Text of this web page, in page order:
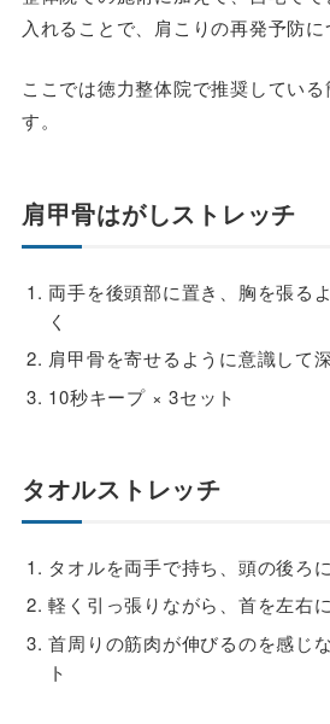
入れることで、肩こりの再発予防に
ここでは徳力整体院で推奨してい
す。
肩甲骨はがしストレッチ
両手を後頭部に置き、胸を張る
く
肩甲骨を寄せるように意識して
10秒キープ × 3セット
タオルストレッチ
タオルを両手で持ち、頭の後ろ
軽く引っ張りながら、首を左右
首周りの筋肉が伸びるのを感じ
ト